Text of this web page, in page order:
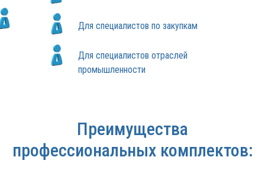
Для специалистов по закупкам
Для специалистов отраслей
промышленности
Преимущества
профессиональных комплектов: